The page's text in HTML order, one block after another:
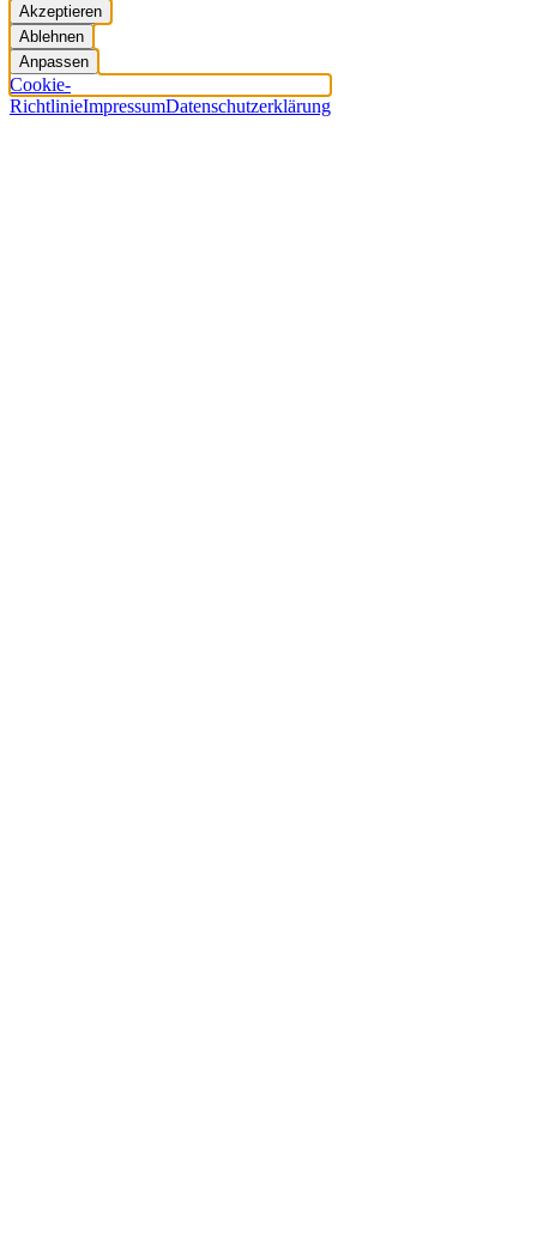
Akzeptieren
Ablehnen
Anpassen
Cookie-
RichtlinieImpressumDatenschutzerklärung